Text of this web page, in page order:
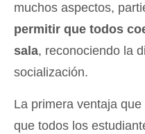
muchos aspectos,
permitir que todos
sala, reconociendo la
socialización.
La primera ventaja
que todos los